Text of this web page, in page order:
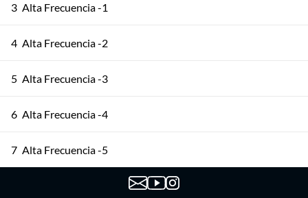
3 Alta Frecuencia -1
4 Alta Frecuencia -2
5 Alta Frecuencia -3
6 Alta Frecuencia -4
7 Alta Frecuencia -5